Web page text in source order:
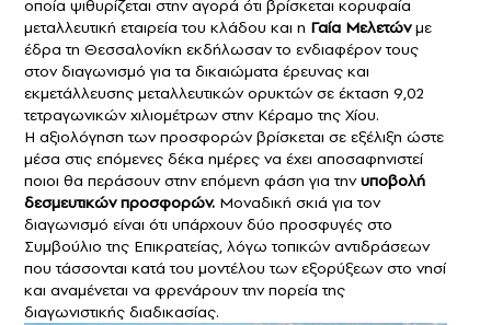
οποία ψιθυρίζεται στην αγορά ότι βρίσκεται κορυφαία
μεταλλευτική εταιρεία του κλάδου και η Γαία Μελετώνμε
έδρα τη Θεσσαλονίκη εκδήλωσαν το ενδιαφέρον τους
στον διαγωνισμό για τα δικαιώματα έρευνας και
εκμετάλλευσης μεταλλευτικών ορυκτών σε έκταση 9,02
τετραγωνικών χιλιομέτρων στην Κέραμο της Χίου.
Η αξιολόγηση των προσφορών βρίσκεται σε εξέλιξη ώστε
μέσα στις επόμενες δέκα ημέρες να έχει αποσαφηνιστεί
ποιοι θα περάσουν στην επόμενη φάση για τηνυποβολή
δεσμευτικών προσφορών. Μοναδική σκιά για τον
διαγωνισμό είναι ότι υπάρχουν δύο προσφυγές στο
Συμβούλιο της Επικρατείας, λόγω τοπικών αντιδράσεων
που τάσσονται κατά του μοντέλου των εξορύξεων στο νησί
και αναμένεται να φρενάρουν την πορεία της
διαγωνιστικής διαδικασίας.